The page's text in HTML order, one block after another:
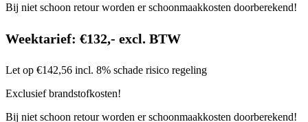
Bij niet schoon retour worden er schoonmaakkosten doorberekend!
Weektarief: €132,- excl. BTW
Let op €142,56 incl. 8% schade risico regeling
Exclusief brandstofkosten!
Bij niet schoon retour worden er schoonmaakkosten doorberekend!